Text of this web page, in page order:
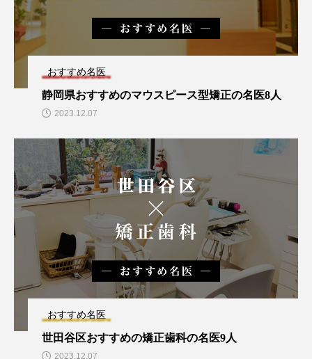
おすすめ名医
静岡県おすすめのマウスピース型矯正の名医8人
2023.12.07
おすすめ名医
世田谷区おすすめの矯正歯科の名医9人
2023.12.07